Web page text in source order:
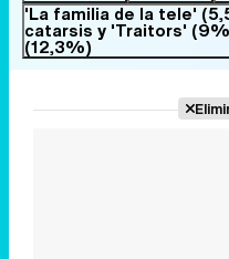
'La familia de la tele'
catarsis y 'Traitors'
(12,3%)